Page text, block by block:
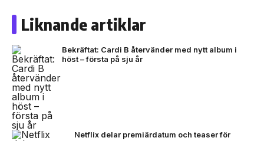
Liknande artiklar
Bekräftat: Cardi B återvänder med nytt album i
höst – första på sju år
Netflix delar premiärdatum och teaser för